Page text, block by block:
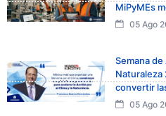
MiPyMEs
05 Ago
Semana
Naturaleza
convertir
05 Ago